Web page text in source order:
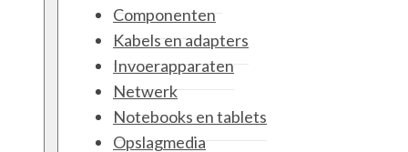
Componenten
Kabels en adapters
Invoerapparaten
Netwerk
Notebooks en tablets
Opslagmedia